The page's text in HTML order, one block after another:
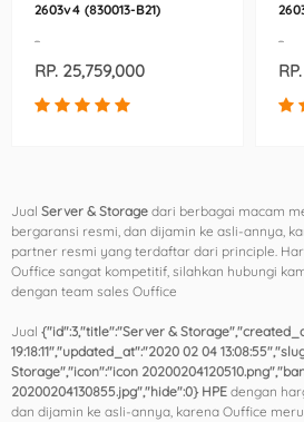
2603v4 (830013-B21)
-
RP. 25,759,000
-
Jual Server & Storage dari berbagai macam
bergaransi resmi, dan dijamin ke asli-annya,
partner resmi yang terdaftar dari principle.
Ouffice sangat kompetitif, silahkan hubungi
dengan team sales Ouffice
Jual {"id":3,"title":"Server &
19:18:11","updated_at":"2020 02 04
Storage","icon":"icon
20200204130855.jpg","hide":0} HPE dengan
dan dijamin ke asli-annya, karena Ouffice